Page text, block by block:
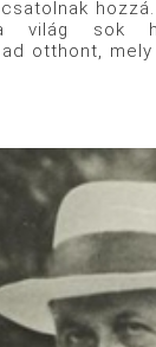
világ sok
ad otthont,